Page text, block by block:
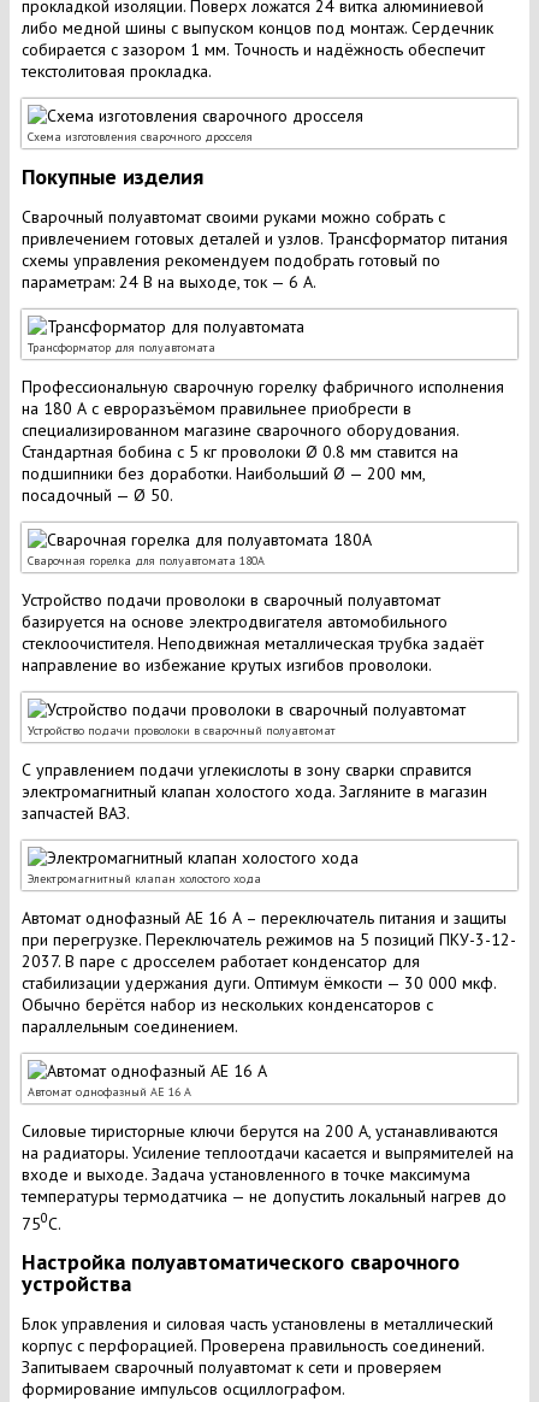
прокладкой изоляции. Поверх ложатся 24 витка алюминиевой
либо медной шины с выпуском концов под монтаж. Сердечник
собирается с зазором 1 мм. Точность и надёжность обеспечит
текстолитовая прокладка.
Схема изготовления сварочного дросселя
Покупные изделия
Сварочный полуавтомат своими руками можно собрать с
привлечением готовых деталей и узлов. Трансформатор питания
схемы управления рекомендуем подобрать готовый по
параметрам: 24 В на выходе, ток — 6 А.
Трансформатор для полуавтомата
Профессиональную сварочную горелку фабричного исполнения
на 180 А с евроразъёмом правильнее приобрести в
специализированном магазине сварочного оборудования.
Стандартная бобина с 5 кг проволоки Ø 0.8 мм ставится на
подшипники без доработки. Наибольший Ø — 200 мм,
посадочный — Ø 50.
Сварочная горелка для полуавтомата 180А
Устройство подачи проволоки в сварочный полуавтомат
базируется на основе электродвигателя автомобильного
стеклоочистителя. Неподвижная металлическая трубка задаёт
направление во избежание крутых изгибов проволоки.
Устройство подачи проволоки в сварочный полуавтомат
С управлением подачи углекислоты в зону сварки справится
электромагнитный клапан холостого хода. Загляните в магазин
запчастей ВАЗ.
Электромагнитный клапан холостого хода
Автомат однофазный АЕ 16 А – переключатель питания и защиты
при перегрузке. Переключатель режимов на 5 позиций ПКУ-3-12-
2037. В паре с дросселем работает конденсатор для
стабилизации удержания дуги. Оптимум ёмкости — 30 000 мкф.
Обычно берётся набор из нескольких конденсаторов с
параллельным соединением.
Автомат однофазный АЕ 16 А
Силовые тиристорные ключи берутся на 200 А, устанавливаются
на радиаторы. Усиление теплоотдачи касается и выпрямителей на
входе и выходе. Задача установленного в точке максимума
температуры термодатчика — не допустить локальный нагрев до
750С.
Настройка полуавтоматического сварочного
устройства
Блок управления и силовая часть установлены в металлический
корпус с перфорацией. Проверена правильность соединений.
Запитываем сварочный полуавтомат к сети и проверяем
формирование импульсов осциллографом.